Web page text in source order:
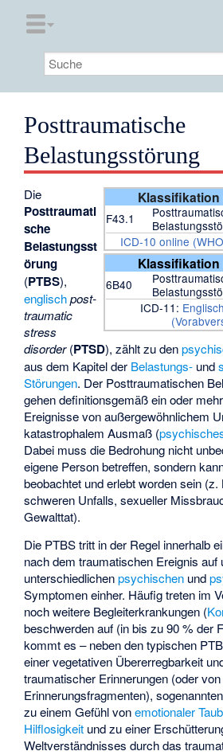
Posttraumatische
Belastungsstörung
Klassifikation
F43.1
ICD-10 online
Klassifikation
6B40
ICD-11: Englisch
Die
Posttraumati
sche
Belastungsst
örung
(PTBS),
englisch post-
traumatic
stress
disorder(PTSD), zählt zu den
aus dem Kapitel der Belastungs- und
Störungen. Der Posttraumatischen
gehen definitionsgemäß ein oder
Ereignisse von außergewöhnlichem
katastrophalem Ausmaß (
Dabei muss die Bedrohung nicht
eigene Person betreffen, sondern
beobachtet und erlebt worden sein (z.
schweren Unfalls, sexueller
Gewalttat).
Die PTBS tritt in der Regel innerhalb
nach dem traumatischen Ereignis auf
unterschiedlichenpsychischen und
Symptomen einher. Häufig treten im
noch weitere Begleiterkrankungen (
beschwerden auf (in bis zu 90 % der
kommt es – neben den typischen
einer vegetativen Übererregbarkeit
traumatischer Erinnerungen (oder von
Erinnerungsfragmenten), sogenannten
zu einem Gefühl vonemotionaler
Hilflosigkeit und zu einer
Weltverständnisses durch das